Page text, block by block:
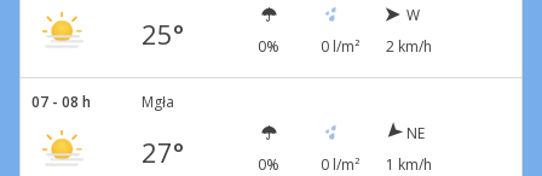
25° 0% 0 l/m²
W
2 km/h
07 - 08 h Mgła
27° 0% 0 l/m²
NE
1 km/h